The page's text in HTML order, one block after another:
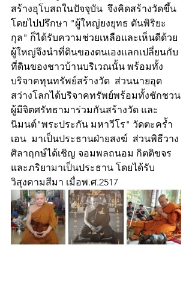
สร้างอุโบสถในปัจจุบัน  จึงคิดสร้างวัดขึ้น
โดยไปปรึกษา "ผู้ใหญ่ยงยุทธ ตันพิริยะ
กุล" ก็ได้รับความช่วยเหลือและเห็นดีด้วย
ผู้ใหญ่จึงนำที่ดินของตนเองแลกเปลี่ยนกับ
ที่ดินของชาวบ้านบริเวณนั้น พร้อมทั้ง
บริจาคทุนทรัพย์สร้างวัด  ส่วนนายอุด
สว่างโลกได้บริจาคทรัพย์พร้อมทั้งชักชวน
ผู้มีจิตศรัทธามาร่วมกันสร้างวัด และ
นิมนต์"พระประกัน มหาวีโร" วัดตะคร้ำ
เอน  มาเป็นประธานฝ่ายสงฆ์  ส่วนพิธีวาง
ศิลาฤกษ์ได้เชิญ จอมพลถนอม กิตติขจร
และภริยามาเป็นประธาน โดยได้รับ
วิสุงคามสีมา เมื่อพ.ศ.2517